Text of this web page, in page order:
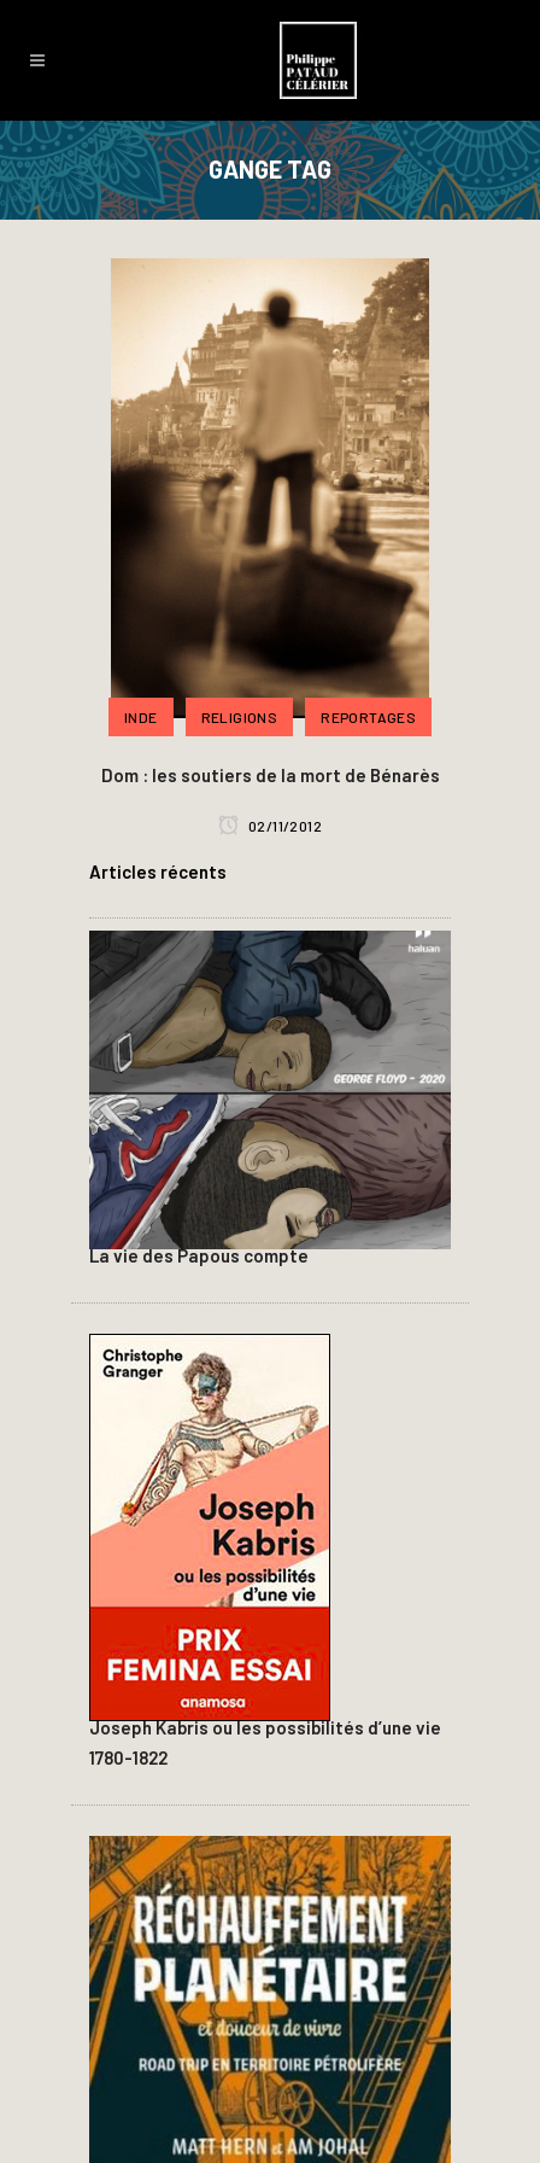
GANGE TAG
INDE RELIGIONS REPORTAGES
Dom : les soutiers de la mort de Bénarès
02/11/2012
Articles récents
La vie des Papous compte
Joseph Kabris ou les possibilités d’une vie
1780-1822